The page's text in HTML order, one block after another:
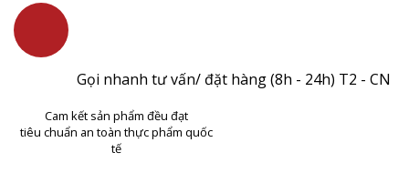
Gọi nhanh tư vấn/ đặt hàng (8h - 24h) T2 - CN
Cam kết sản phẩm đều đạt
tiêu chuẩn an toàn thực phẩm quốc
tế